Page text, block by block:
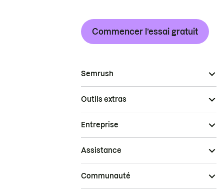
Commencer l’essai gratuit
Semrush
Outils extras
Entreprise
Assistance
Communauté